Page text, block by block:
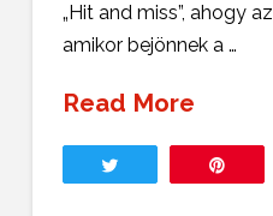
„Hit and miss”, ahogy
amikor bejönnek a …
Read More